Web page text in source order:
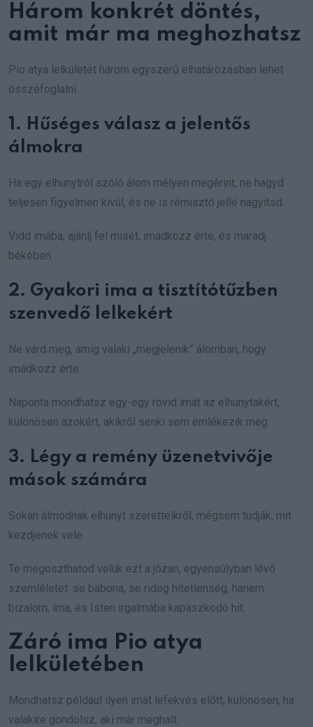
Három konkrét döntés,
amit már ma meghozhatsz
Pio atya lelkületét három egyszerű elhatározásban lehet
összefoglalni.
1. Hűséges válasz a jelentős
álmokra
Ha egy elhunytról szóló álom mélyen megérint, ne hagyd
teljesen figyelmen kívül, és ne is rémisztő jellé nagyítsd.
Vidd imába, ajánlj fel misét, imádkozz érte, és maradj
békében.
2. Gyakori ima a tisztítótűzben
szenvedő lelkekért
Ne várd meg, amíg valaki „megjelenik” álomban, hogy
imádkozz érte.
Naponta mondhatsz egy-egy rövid imát az elhunytakért,
különösen azokért, akikről senki sem emlékezik meg.
3. Légy a remény üzenetvivője
mások számára
Sokan álmodnak elhunyt szeretteikről, mégsem tudják, mit
kezdjenek vele.
Te megoszthatod velük ezt a józan, egyensúlyban lévő
szemléletet: se babona, se rideg hitetlenség, hanem
bizalom, ima, és Isten irgalmába kapaszkodó hit.
Záró ima Pio atya
lelkületében
Mondhatsz például ilyen imát lefekvés előtt, különösen, ha
valakire gondolsz, aki már meghalt: